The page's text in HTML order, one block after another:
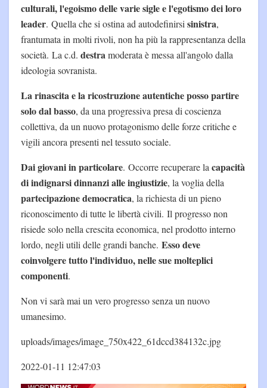
culturali, l'egoismo delle varie sigle e l'egotismo dei loro
leader. Quella che si ostina ad autodefinirsi sinistra,
frantumata in molti rivoli, non ha più la rappresentanza della
società. La c.d. destramoderata è messa all'angolo dalla
ideologia sovranista.
La rinascita e la ricostruzione autentiche posso partire
solo dal basso, da una progressiva presa di coscienza
collettiva, da un nuovo protagonismo delle forze critiche e
vigili ancora presenti nel tessuto sociale.
Dai giovani in particolare. Occorre recuperare la capacità
di indignarsi dinnanzi alle ingiustizie, la voglia della
partecipazione democratica, la richiesta di un pieno
riconoscimento di tutte le libertà civili. Il progresso non
risiede solo nella crescita economica, nel prodotto interno
lordo, negli utili delle grandi banche. Esso deve
coinvolgere tutto l'individuo, nelle sue molteplici
componenti.
Non vi sarà mai un vero progresso senza un nuovo
umanesimo.
uploads/images/image_750x422_61dccd384132c.jpg
2022-01-11 12:47:03